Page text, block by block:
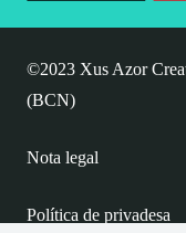
©2023 Xus Azor
(BCN)
Nota legal
Política de privadesa